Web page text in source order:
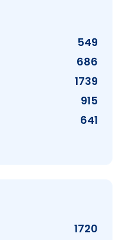
549
686
1739
915
641
1720